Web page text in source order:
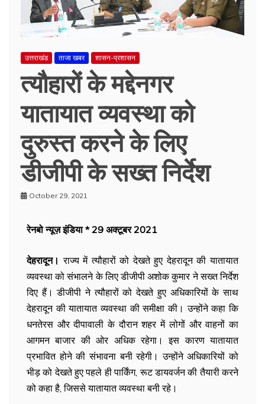
उत्तराखंड ताजा खबर शासन-प्रशासन
त्यौहारों के मद्देनगर
यातायात व्यवस्था को
दुरुस्त करने के लिए
डीजीपी के सख्त निर्देश
October 29, 2021
रेनबो न्यूज़ इंडिया * 29 अक्टूबर 2021
देहरादून। राज्य में त्यौहारों को देखते हुए देहरादून की यातायात
व्यवस्था को संभालने के लिए डीजीपी अशोक कुमार ने सख्त निर्देश
दिए हैं। डीजीपी ने त्यौहारों को देखते हुए अधिकारियों के साथ
देहरादून की यातायात व्यवस्था की समीक्षा की। उन्होंने कहा कि
धनतेरस और दीपावाली के दौरान शहर में लोगों और वाहनों का
आगमन बाजार की ओर अधिक रहेगा। इस कारण यातायात
प्रभावित होने की संभावना बनी रहेगी। उन्होंने अधिकारियों को
भीड़ को देखते हुए पहले ही पार्किंग, रूट डायवर्जन की तैयारी करने
को कहा है, जिससे यातायात व्यवस्था बनी रहे।